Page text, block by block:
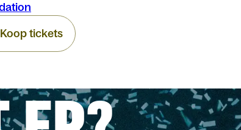
Koop tickets